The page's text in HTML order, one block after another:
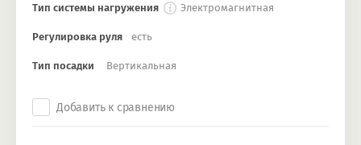
Тип системы нагружения Электромагнитная
Регулировка руля есть
Тип посадки Вертикальная
Добавить к сравнению